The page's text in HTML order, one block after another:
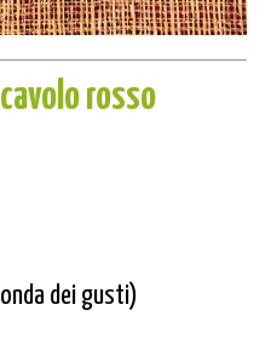
rosso
dei gusti)